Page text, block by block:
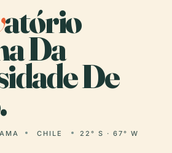
atório
Da
De
CHILE 22° S · 67° W